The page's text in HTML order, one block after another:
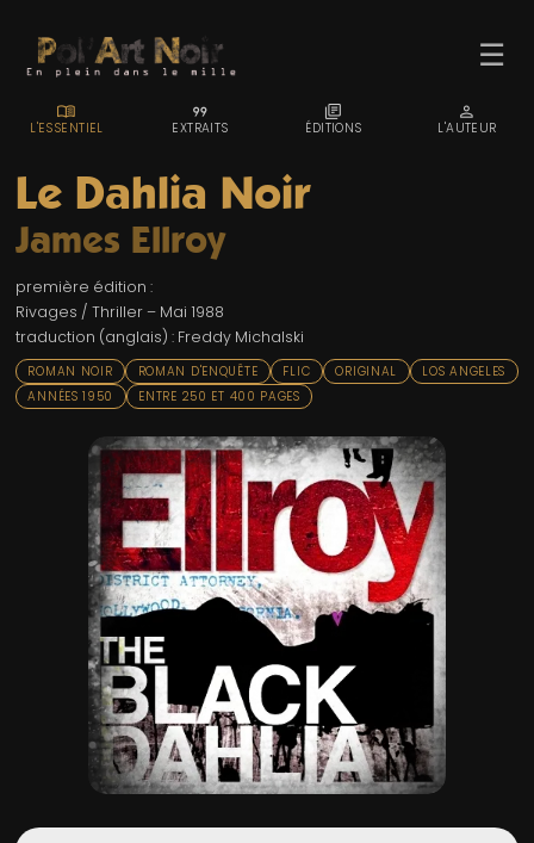
☰
ACCUEIL
TROMBINO
INDEX
RECHERCHE
LIENS & FESTIVALS
UN POLAR AU HASARD
Le Dahlia Noir
James Ellroy
première édition :
Rivages / Thriller – Mai 1988
traduction (anglais) : Freddy Michalski
ROMAN NOIR ROMAN D'ENQUÊTE FLIC ORIGINAL
LOS ANGELES
ANNÉES 1950
ENTRE 250 ET 400 PAGES
MENU_BOOK
L'ESSENTIEL
FORMAT_QUOTE
EXTRAITS
LIBRARY_BOOKS
ÉDITIONS
PERSON
L'AUTEUR